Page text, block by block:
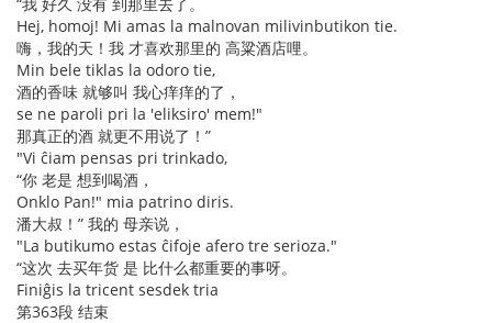
Hej, homoj! Mi amas la malnovan milivinbutikon tie.
嗨，我的天！我 才喜欢那里的 高粱酒店哩。
Min bele tiklas la odoro tie,
酒的香味 就够叫 我心痒痒的了，
se ne paroli pri la 'eliksiro' mem!"
那真正的酒 就更不用说了！”
"Vi ĉiam pensas pri trinkado,
“你 老是 想到喝酒，
Onklo Pan!" mia patrino diris.
潘大叔！” 我的 母亲说，
"La butikumo estas ĉifoje afero tre serioza."
“这次 去买年货 是 比什么都重要的事呀。
Finiĝis la tricent sesdek tria
第363段 结束